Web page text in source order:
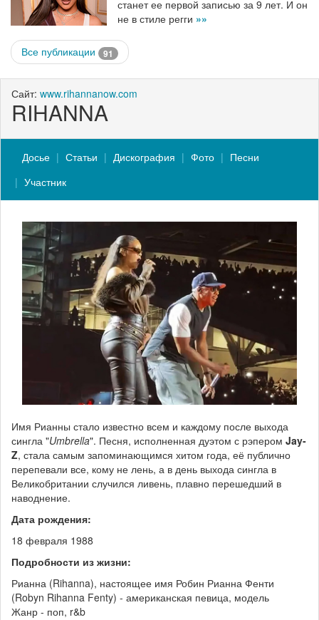
станет ее первой записью за 9 лет. И он
не в стиле регги »»
Все публикации 91
Сайт: www.rihannanow.com
RIHANNA
Досье Статьи Дискография Фото
Песни
Участник
Имя Рианны стало известно всем и каждому после выхода
сингла "Umbrella". Песня, исполненная дуэтом с рэпером Jay-
Z, стала самым запоминающимся хитом года, её публично
перепевали все, кому не лень, а в день выхода сингла в
Великобритании случился ливень, плавно перешедший в
наводнение.
Дата рождения:
18 февраля 1988
Подробности из жизни:
Рианна (Rihanna), настоящее имя Робин Рианна Фенти
(Robyn Rihanna Fenty) - американская певица, модель
Жанр - поп, r&b